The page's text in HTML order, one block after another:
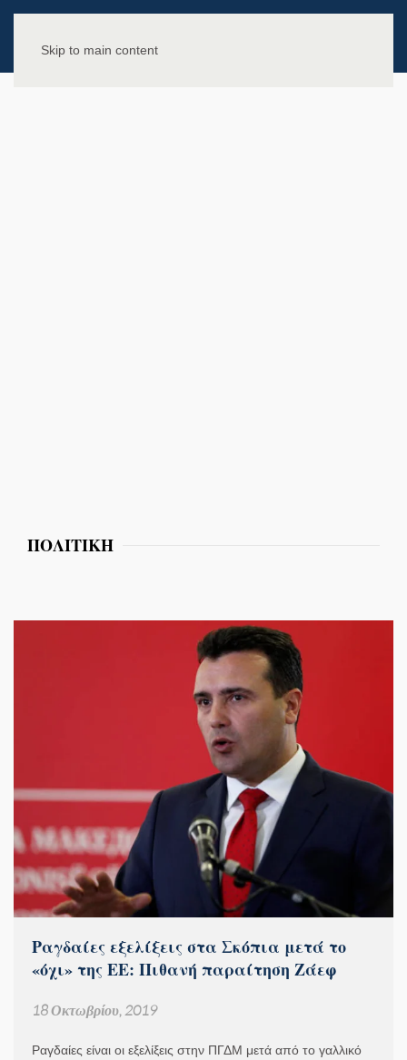
Skip to main content
ΠΟΛΙΤΙΚΗ
Ραγδαίες εξελίξεις στα Σκόπια μετά το
«όχι» της ΕΕ: Πιθανή παραίτηση Ζάεφ
18 Οκτωβρίου, 2019
Ραγδαίες είναι οι εξελίξεις στην ΠΓΔΜ μετά από το γαλλικό